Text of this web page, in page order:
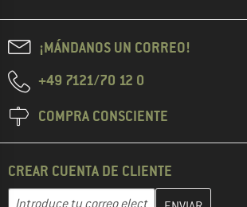
¡MÁNDANOS UN CORREO!
+49 7121/70 12 0
COMPRA CONSCIENTE
CREAR CUENTA DE CLIENTE
Dirección de correo electrónico
Introduce aquí tu dirección de correo